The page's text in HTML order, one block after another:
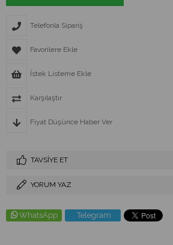
Telefonla Sipariş
Favorilere Ekle
İstek Listeme Ekle
Karşılaştır
Fiyat Düşünce Haber Ver
TAVSIYE ET
YORUM YAZ
WhatsApp Telegram